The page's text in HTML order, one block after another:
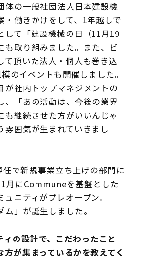
体の一般社団法人日本建設機
・働きかけをして、1年越しで
して「建設機械の日（11月19
も取り組みました。また、ビ
て頂いた法人・個人も巻き込
のイベントも開催しました。
が社内トップマネジメントの
、「あの活動は、今後の業界
も継続させた方がいいんじゃ
雰囲気が生まれていきまし
で新規事業立ち上げの部門に
月にCommuneを基盤とした
ニティがプレオープン。
ム」が誕生しました。
の設計で、こだわったこと
方が集まっているかを教えてく